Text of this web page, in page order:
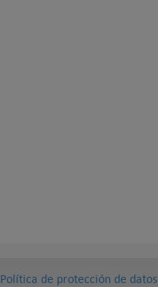
Política de protección de datos